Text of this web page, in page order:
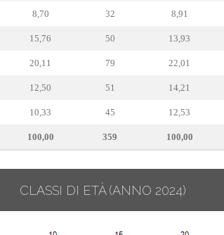
8,70 32 8,91
15,76 50 13,93
20,11 79 22,01
12,50 51 14,21
10,33 45 12,53
100,00 359 100,00
CLASSI DI ETÀ (ANNO 2024)